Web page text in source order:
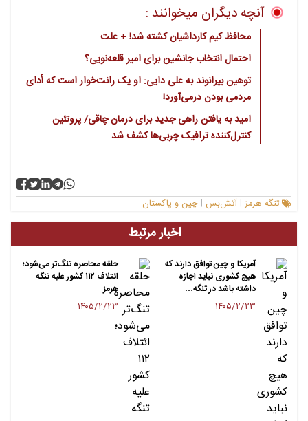
آنچه دیگران میخوانند :
محافظ کیم کارداشیان کشته شد! + علت
احتمال انتخاب جانشین برای امیر قلعه‌نویی؟
توهین بیرانوند به علی دایی: او یک رانت‌خوار است که أدای
مردمی بودن درمی‌آورد!
امید به یافتن راهی جدید برای درمان چاقی/ پروتئین
کنترل‌کننده ترافیک چربی‌ها کشف شد
تنگه هرمز | آتش‌بس | چین و پاکستان
اخبار مرتبط
آمریکا و چین توافق دارند که
هیچ کشوری نباید اجازه
داشته باشد در تنگه…
۱۴۰۵/۲/۲۳
حلقه محاصره تنگ‌تر می‌شود؛
ائتلاف ۱۱۲ کشور علیه تنگه
هرمز
۱۴۰۵/۲/۲۳